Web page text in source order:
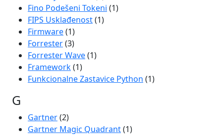
Fino Podešeni Tokeni (1)
FIPS Usklađenost(1)
Firmware(1)
Forrester(3)
Forrester Wave(1)
Framework(1)
Funkcionalne Zastavice Python (1)
G
Gartner(2)
Gartner Magic Quadrant(1)